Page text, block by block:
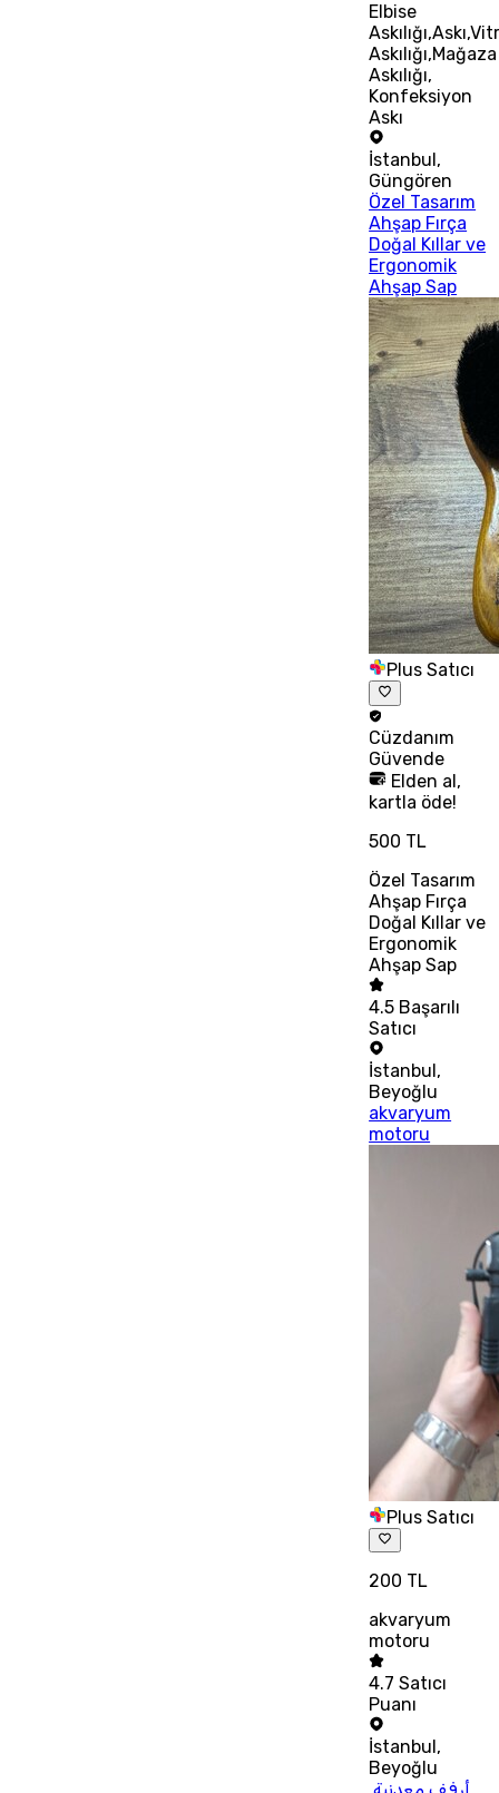
Elbise
Askılığı,Mağaza
Askılığı,
Konfeksiyon
Askı
İstanbul ,
Güngören
Özel Tasarım
Ahşap Fırça
Doğal Kıllar ve
Ergonomik
Ahşap Sap
Plus Satıcı
Cüzdanım
Güvende
Elden al,
kartla öde!
500 TL
Özel Tasarım
Ahşap Fırça
Doğal Kıllar ve
Ergonomik
Ahşap Sap
4.5 Başarılı
Satıcı
İstanbul,
Beyoğlu
akvaryum
motoru
Plus Satıcı
200 TL
akvaryum
motoru
4.7 Satıcı
Puanı
İstanbul,
Beyoğlu